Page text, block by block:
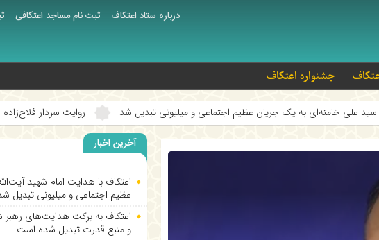
درباره ستاد اعتکاف ثبت نام مساجد اعتکافی
جشنواره اعتکاف
به یک جریان عظیم اجتماعی و میلیونی تبدیل شد روایت سردار فلاح‌زاده از نقش
آخرین اخبار
اعتکاف با هدایت امام شهید
عظیم اجتماعی و میلیونی تبدیل
اعتکاف به برکت هدایت‌های رهبر
و منبع قدرت تبدیل شده است